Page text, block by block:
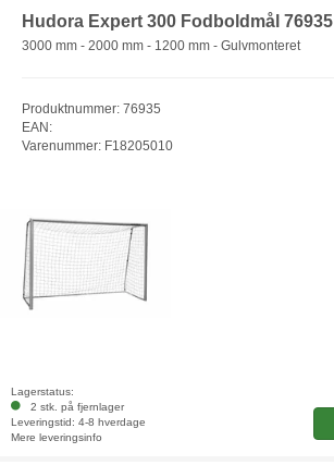
Hudora Expert 300 Fodboldmål 76935
3000 mm - 2000 mm - 1200 mm - Gulvmonteret
Produktnummer: 76935
EAN:
Varenummer: F18205010
Lagerstatus:
2 stk. på fjernlager
Leveringstid: 4-8 hverdage
Mere leveringsinfo